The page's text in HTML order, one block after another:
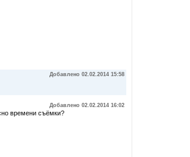
Добавлено 02.02.2014 15:58
Добавлено 02.02.2014 16:02
времени съёмки?